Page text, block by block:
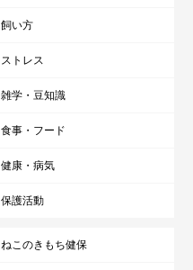
飼い方
ストレス
雑学・豆知識
食事・フード
健康・病気
保護活動
ねこのきもち健保